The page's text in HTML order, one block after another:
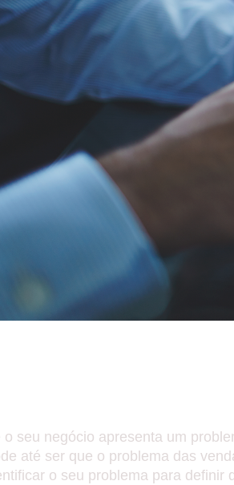
o seu negócio apresenta um
até ser que o problema das
o seu problema para definir